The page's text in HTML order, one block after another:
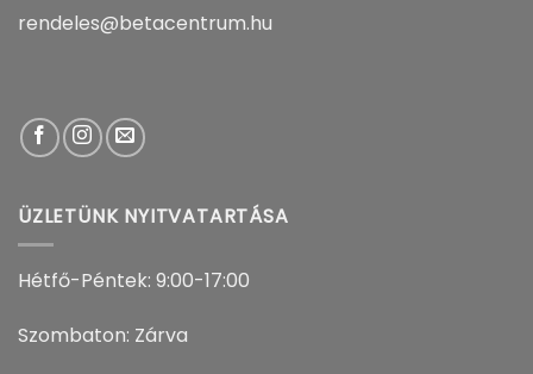
rendeles@betacentrum.hu
ÜZLETÜNK NYITVATARTÁSA
Hétfő-Péntek: 9:00-17:00
Szombaton: Zárva